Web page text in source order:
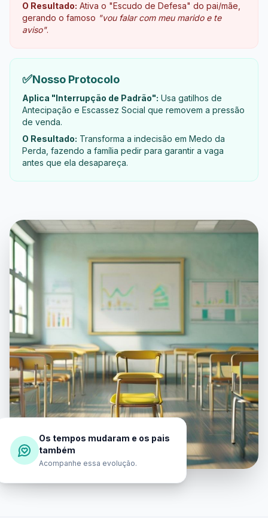
O Resultado: Ativa o "Escudo de Defesa" do pai/mãe,
gerando o famoso "vou falar com meu marido e te
aviso".
✅Nosso Protocolo
Aplica "Interrupção de Padrão": Usa gatilhos de
Antecipação e Escassez Social que removem a pressão
de venda.
O Resultado: Transforma a indecisão em Medo da
Perda, fazendo a família pedir para garantir a vaga
antes que ela desapareça.
Os tempos mudaram e os pais
também
Acompanhe essa evolução.